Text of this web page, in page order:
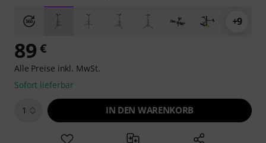
+9
89 €
Alle Preise inkl. MwSt.
Sofort lieferbar
1 IN DEN WARENKORB